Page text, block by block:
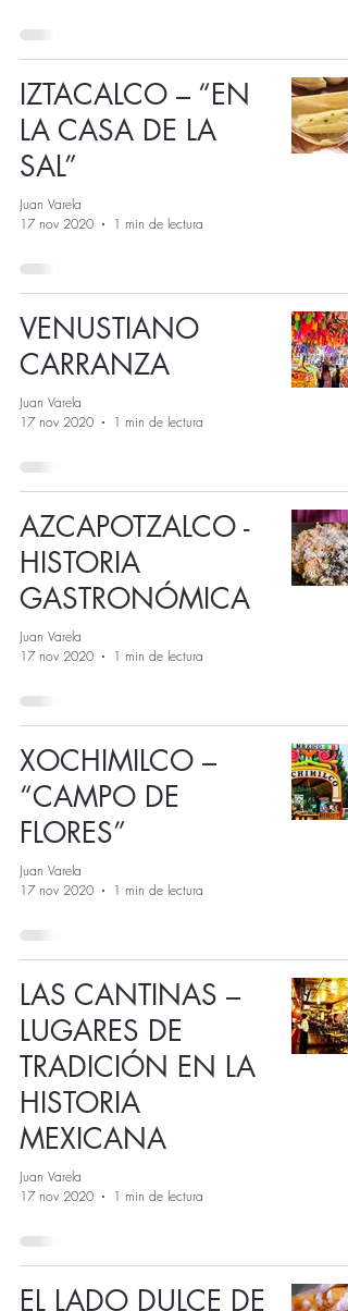
IZTACALCO – “EN
LA CASA DE LA
SAL”
Juan Varela
17 nov 2020
1 min de lectura
VENUSTIANO
CARRANZA
Juan Varela
17 nov 2020
1 min de lectura
AZCAPOTZALCO -
HISTORIA
GASTRONÓMICA
Juan Varela
17 nov 2020
1 min de lectura
XOCHIMILCO –
“CAMPO DE
FLORES”
Juan Varela
17 nov 2020
1 min de lectura
LAS CANTINAS –
LUGARES DE
TRADICIÓN EN LA
HISTORIA
MEXICANA
Juan Varela
17 nov 2020
1 min de lectura
EL LADO DULCE DE